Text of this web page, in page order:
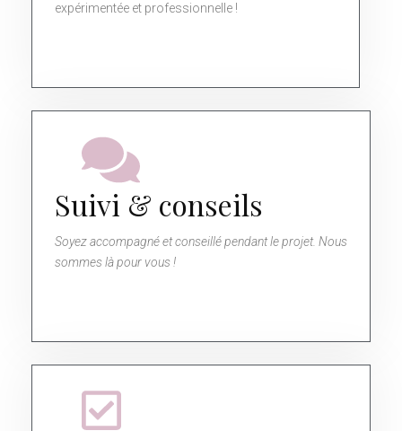
expérimentée et professionnelle !
Suivi & conseils
Soyez accompagné et conseillé pendant le projet. Nous
sommes là pour vous !